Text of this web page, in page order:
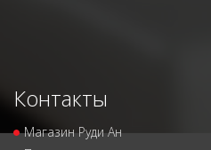
Контакты
Магазин Руди Ан